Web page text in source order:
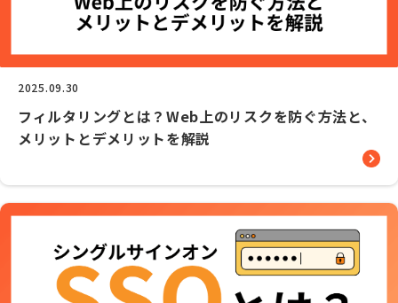
2025.09.30
フィルタリングとは？Web上のリスクを防ぐ方法と、
メリットとデメリットを解説